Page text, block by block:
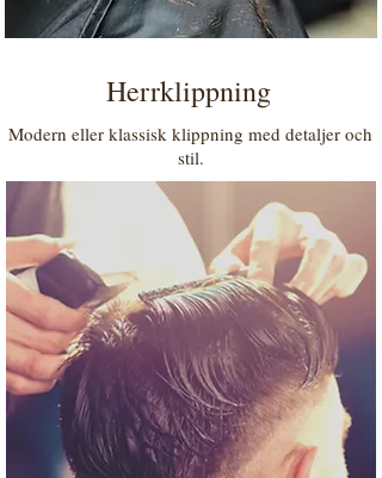
Herrklippning
Modern eller klassisk klippning med detaljer och
stil.